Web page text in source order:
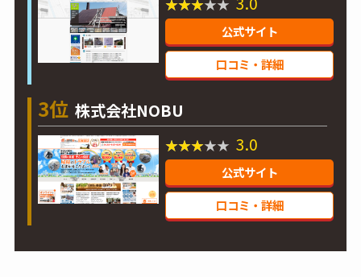
公式サイト
口コミ・詳細
3位 株式会社NOBU
3.0
公式サイト
口コミ・詳細